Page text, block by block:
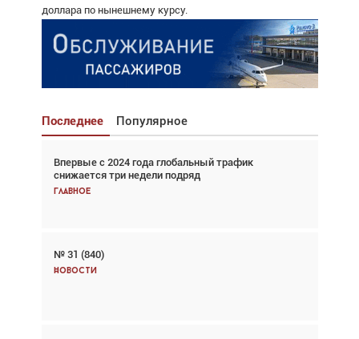
доллара по нынешнему курсу.
Последнее Популярное
Впервые с 2024 года глобальный трафик
снижается три недели подряд
Главное
№ 31 (840)
Новости
Взгляд с высоты: тандем вертолётов и БПЛА в
спасательных операциях
Главное
Авиационный фотограф Дэйв Кох: «Фотография
говорит сама за себя... а ИИ всё портит»